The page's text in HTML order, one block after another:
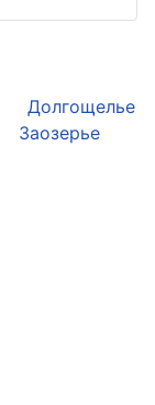
Долгощелье
Заозерье